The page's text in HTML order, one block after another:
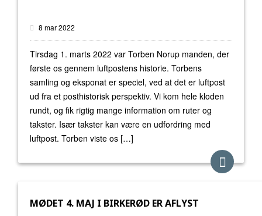
8 mar 2022
Tirsdag 1. marts 2022 var Torben Norup manden, der
første os gennem luftpostens historie. Torbens
samling og eksponat er speciel, ved at det er luftpost
ud fra et posthistorisk perspektiv. Vi kom hele kloden
rundt, og fik rigtig mange information om ruter og
takster. Især takster kan være en udfordring med
luftpost. Torben viste os […]
MØDET 4. MAJ I BIRKERØD ER AFLYST